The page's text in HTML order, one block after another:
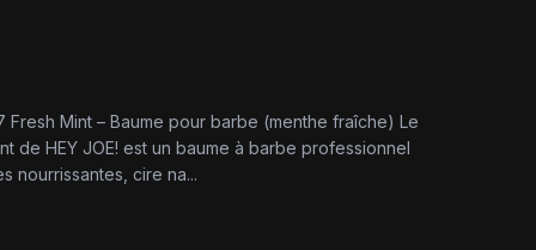
Fresh Mint – Baume pour barbe (menthe fraîche) Le
de HEY JOE! est un baume à barbe professionnel
nourrissantes, cire na...